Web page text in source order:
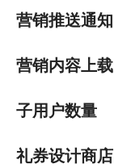
营销推送通知
营销内容上载
子用户数量
礼券设计商店